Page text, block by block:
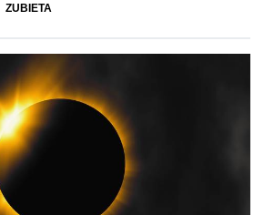
ZUBIETA